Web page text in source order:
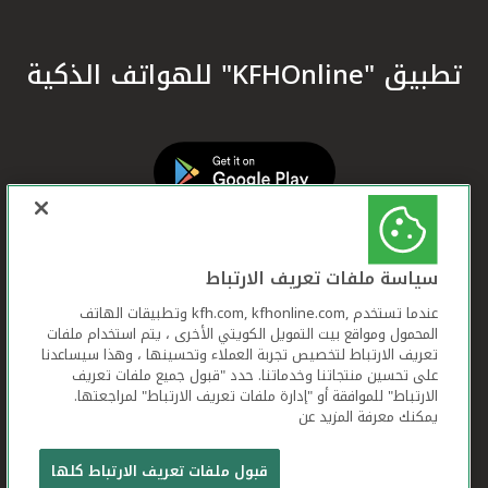
تطبيق "KFHOnline" للهواتف الذكية
بيت التمويل الكويتي جميع الحقوق محفوظة © 2026
سياسة ملفات تعريف الارتباط
عندما تستخدم ,kfh.com, kfhonline.com وتطبيقات الهاتف
المحمول ومواقع بيت التمويل الكويتي الأخرى ، يتم استخدام ملفات
تعريف الارتباط لتخصيص تجربة العملاء وتحسينها ، وهذا سيساعدنا
على تحسين منتجاتنا وخدماتنا. حدد "قبول جميع ملفات تعريف
الارتباط" للموافقة أو "إدارة ملفات تعريف الارتباط" لمراجعتها.
يمكنك معرفة المزيد عن
قبول ملفات تعريف الارتباط كلها